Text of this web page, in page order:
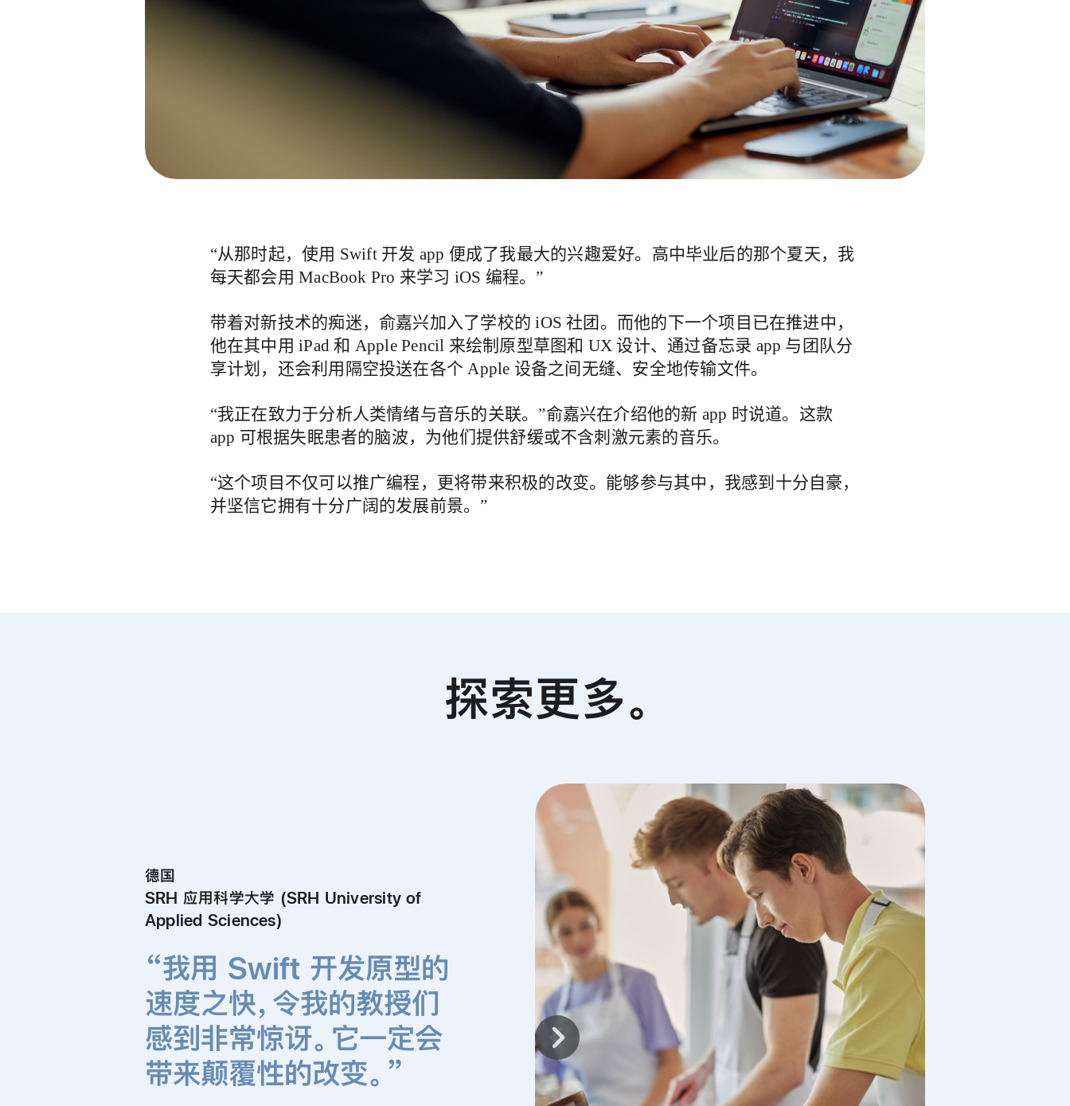
“从那时起，使用 Swift 开发 app 便成了我最大的兴趣爱好。高中毕业后的那个夏天，我
每天都会用 MacBook Pro 来学习 iOS 编程。”
带着对新技术的痴迷，俞嘉兴加入了学校的 iOS 社团。而他的下一个项目已在推进中，
他在其中用 iPad 和 Apple Pencil 来绘制原型草图和 UX 设计、通过备忘录 app 与团队分
享计划，还会利用隔空投送在各个 Apple 设备之间无缝、安全地传输文件。
“我正在致力于分析人类情绪与音乐的关联。”俞嘉兴在介绍他的新 app 时说道。这款
app 可根据失眠患者的脑波，为他们提供舒缓或不含刺激元素的音乐。
“这个项目不仅可以推广编程，更将带来积极的改变。能够参与其中，我感到十分自豪，
并坚信它拥有十分广阔的发展前景。”
探索更多。
德国
SRH 应用科学大学 (SRH University of
Applied Sciences)
“我用 Swift 开发原型的
速度之快，令我的教授们
感到 非常惊讶。 它一定会
带来颠覆性的改变。”